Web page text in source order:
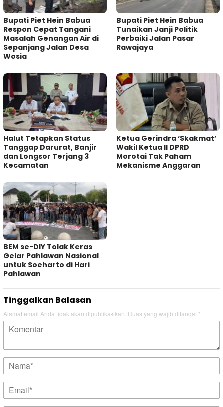
Bupati Piet Hein Babua
Respon Cepat Tangani
Masalah Genangan Air di
Sepanjang Jalan Desa
Wosia
Bupati Piet Hein Babua
Tunaikan Janji Politik
Perbaiki Jalan Pasar
Rawajaya
Halut Tetapkan Status
Tanggap Darurat, Banjir
dan Longsor Terjang 3
Kecamatan
Ketua Gerindra ‘Skakmat’
Wakil Ketua II DPRD
Morotai Tak Paham
Mekanisme Anggaran
BEM se-DIY Tolak Keras
Gelar Pahlawan Nasional
untuk Soeharto di Hari
Pahlawan
Tinggalkan Balasan
Alamat email Anda tidak akan dipublikasikan. Ruas yang wajib ditandai *